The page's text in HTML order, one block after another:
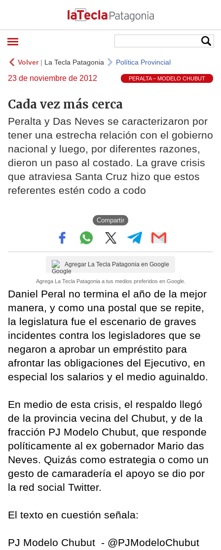
Volver| La Tecla Patagonia Política Provincial
23 de noviembre de 2012 PERALTA – MODELO CHUBUT
Cada vez más cerca
Peralta y Das Neves se caracterizaron por
tener una estrecha relación con el gobierno
nacional y luego, por diferentes razones,
dieron un paso al costado. La grave crisis
que atraviesa Santa Cruz hizo que estos
referentes estén codo a codo
Compartir
Agregar La Tecla Patagonia en Google
Agrega La Tecla Patagonia a tus medios preferidos en Google.
Daniel Peral no termina el año de la mejor
manera, y como una postal que se repite,
la legislatura fue el escenario de graves
incidentes contra los legisladores que se
negaron a aprobar un empréstito para
afrontar las obligaciones del Ejecutivo, en
especial los salarios y el medio aguinaldo.
En medio de esta crisis, el respaldo llegó
de la provincia vecina del Chubut, y de la
fracción PJ Modelo Chubut, que responde
políticamente al ex gobernador Mario das
Neves. Quizás como estrategia o como un
gesto de camaradería el apoyo se dio por
la red social Twitter.
El texto en cuestión señala:
PJ Modelo Chubut ‏ - @PJModeloChubut